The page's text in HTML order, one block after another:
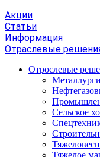
Акции
Статьи
Информация
Отраслевые
Отрослевые
Сельское
Тяжелое